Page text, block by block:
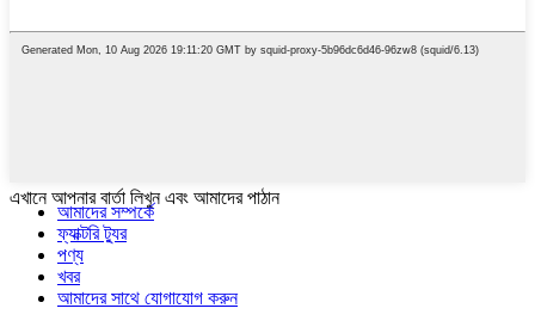
এখানে আপনার বার্তা লিখুন এবং আমাদের পাঠান
আমাদের সম্পর্কে
ফ্যাক্টরি ট্যুর
পণ্য
খবর
আমাদের সাথে যোগাযোগ করুন